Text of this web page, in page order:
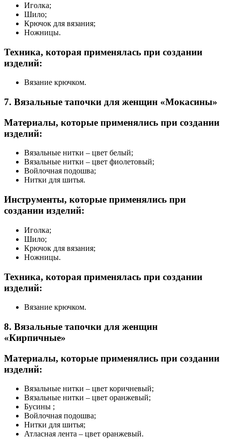
Иголка;
Шило;
Крючок для вязания;
Ножницы.
Техника, которая применялась при создании
изделий:
Вязание крючком.
7. Вязальные тапочки для женщин «Мокасины»
Материалы, которые применялись при создании
изделий:
Вязальные нитки – цвет белый;
Вязальные нитки – цвет фиолетовый;
Войлочная подошва;
Нитки для шитья.
Инструменты, которые применялись при
создании изделий:
Иголка;
Шило;
Крючок для вязания;
Ножницы.
Техника, которая применялась при создании
изделий:
Вязание крючком.
8. Вязальные тапочки для женщин
«Кирпичные»
Материалы, которые применялись при создании
изделий:
Вязальные нитки – цвет коричневый;
Вязальные нитки – цвет оранжевый;
Бусины ;
Войлочная подошва;
Нитки для шитья;
Атласная лента – цвет оранжевый.